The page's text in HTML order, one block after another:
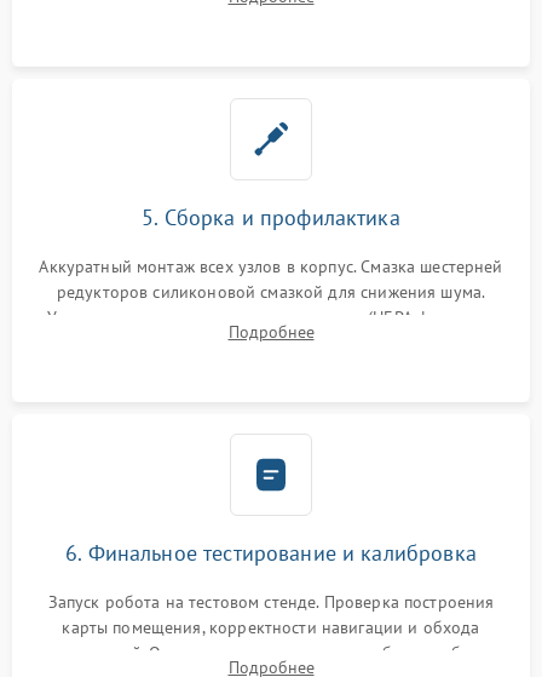
лидара или помпы подачи воды. Восстановление шлейфов и
5. Сборка и профилактика
Аккуратный монтаж всех узлов в корпус. Смазка шестерней
редукторов силиконовой смазкой для снижения шума.
Установка новых расходных материалов (HEPA-фильтров,
микрофибры, щеток). Надежная фиксация разъемов и
Подробнее
6. Финальное тестирование и калибровка
Запуск робота на тестовом стенде. Проверка построения
карты помещения, корректности навигации и обхода
препятствий. Оценка силы всасывания и работы турбины.
Подробнее